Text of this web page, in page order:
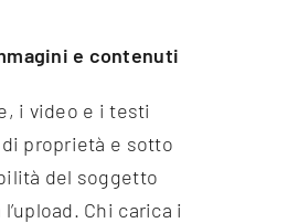
e contenuti
i video e i testi
proprietà e sotto
del soggetto
Chi carica i